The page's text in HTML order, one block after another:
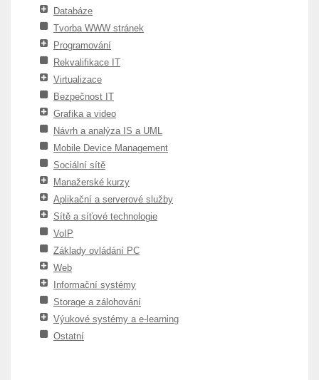
Databáze
Tvorba WWW stránek
Programování
Rekvalifikace IT
Virtualizace
Bezpečnost IT
Grafika a video
Návrh a analýza IS a UML
Mobile Device Management
Sociální sítě
Manažerské kurzy
Aplikační a serverové služby
Sítě a síťové technologie
VoIP
Základy ovládání PC
Web
Informační systémy
Storage a zálohování
Výukové systémy a e-learning
Ostatní